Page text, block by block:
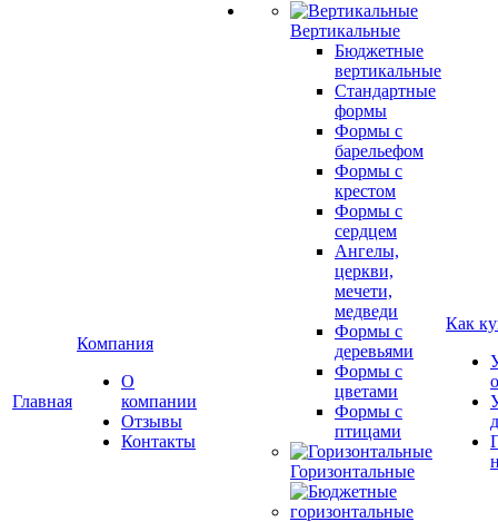
Главная
Компания
О
компании
Отзывы
Контакты
Вертикальные
Бюджетные
вертикальные
Стандартные
формы
Формы с
барельефом
Формы с
крестом
Формы с
сердцем
Ангелы,
церкви,
мечети,
медведи
Формы с
деревьями
Формы с
цветами
Формы с
птицами
Горизонтальные
Как